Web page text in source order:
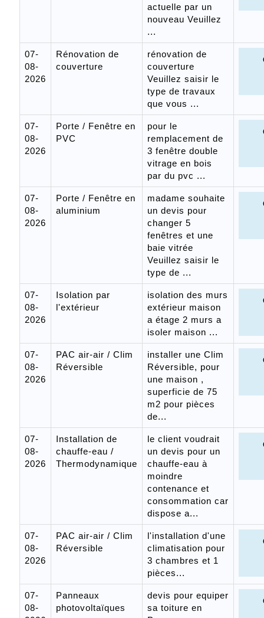
actuelle par un
nouveau Veuillez
...
07-
08-
2026
Rénovation de
couverture
rénovation de
couverture
Veuillez saisir le
type de travaux
que vous ...
07-
08-
2026
Porte / Fenêtre en
PVC
pour le
remplacement de
3 fenêtre double
vitrage en bois
par du pvc ...
07-
08-
2026
Porte / Fenêtre en
aluminium
madame souhaite
un devis pour
changer 5
fenêtres et une
baie vitrée
Veuillez saisir le
type de ...
07-
08-
2026
Isolation par
l'extérieur
isolation des murs
extérieur maison
a étage 2 murs a
isoler maison ...
07-
08-
2026
PAC air-air / Clim
Réversible
installer une Clim
Réversible, pour
une maison ,
superficie de 75
m2 pour pièces
de...
07-
08-
2026
Installation de
chauffe-eau /
Thermodynamique
le client voudrait
un devis pour un
chauffe-eau à
moindre
contenance et
consommation car
dispose a...
07-
08-
2026
PAC air-air / Clim
Réversible
l'installation d'une
climatisation pour
3 chambres et 1
pièces...
07-
08-
Panneaux
photovoltaïques
devis pour equiper
sa toiture en